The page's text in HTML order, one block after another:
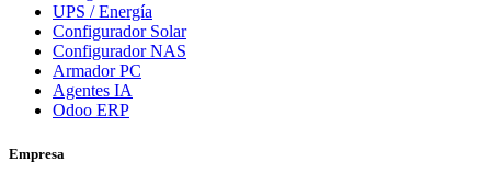
UPS / Energía
Configurador Solar
Configurador NAS
Armador PC
Agentes IA
Odoo ERP
Empresa